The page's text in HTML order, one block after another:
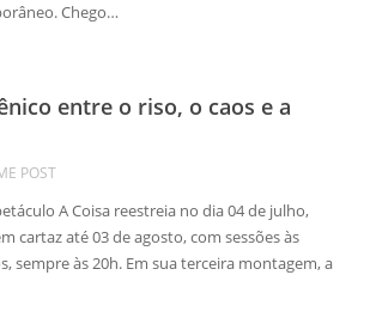
Chego…
entre o riso, o caos e a
POST
A Coisa reestreia no dia 04 de julho,
cartaz até 03 de agosto, com sessões às
sempre às 20h. Em sua terceira montagem, a